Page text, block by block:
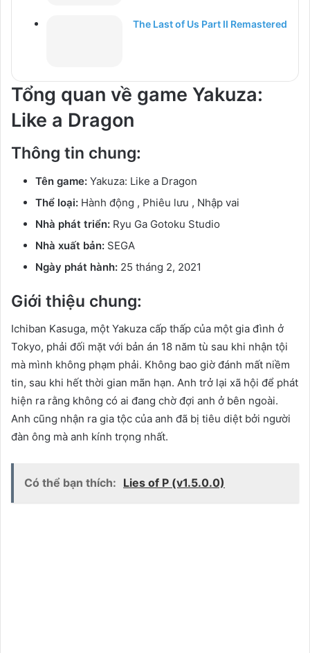
The Last of Us Part II Remastered
Tổng quan về game Yakuza:
Like a Dragon
Thông tin chung:
Tên game: Yakuza: Like a Dragon
Thể loại: Hành động , Phiêu lưu , Nhập vai
Nhà phát triển: Ryu Ga Gotoku Studio
Nhà xuất bản: SEGA
Ngày phát hành: 25 tháng 2, 2021
Giới thiệu chung:
Ichiban Kasuga, một Yakuza cấp thấp của một gia đình ở
Tokyo, phải đối mặt với bản án 18 năm tù sau khi nhận tội
mà mình không phạm phải. Không bao giờ đánh mất niềm
tin, sau khi hết thời gian mãn hạn. Anh trở lại xã hội để phát
hiện ra rằng không có ai đang chờ đợi anh ở bên ngoài.
Anh cũng nhận ra gia tộc của anh đã bị tiêu diệt bởi người
đàn ông mà anh kính trọng nhất.
Có thể bạn thích: Lies of P (v1.5.0.0)